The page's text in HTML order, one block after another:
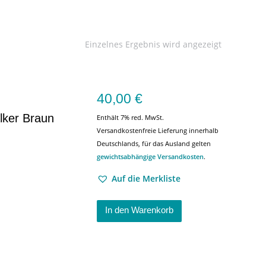
Einzelnes Ergebnis wird angezeigt
Braun
40,00 €
Enthält 7% red. MwSt.
Versandkostenfreie Lieferung innerhalb
Deutschlands, für das Ausland gelten
gewichtsabhängige Versandkosten.
Auf die Merkliste
In den Warenkorb